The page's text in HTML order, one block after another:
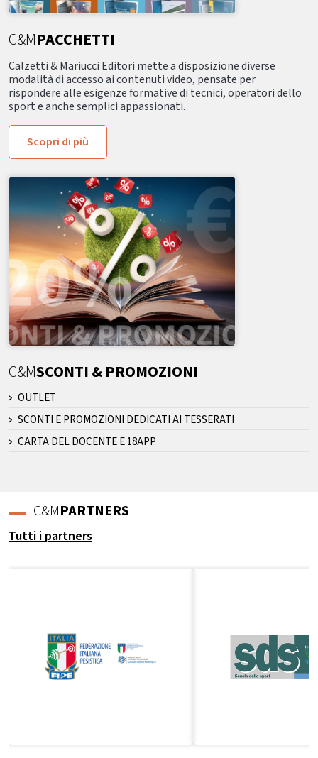
C&MPACCHETTI
Calzetti & Mariucci Editori mette a disposizione diverse
modalità di accesso ai contenuti video, pensate per
rispondere alle esigenze formative di tecnici, operatori dello
sport e anche semplici appassionati.
Scopri di più
C&MSCONTI & PROMOZIONI
OUTLET
SCONTI E PROMOZIONI DEDICATI AI TESSERATI
CARTA DEL DOCENTE E 18APP
C&MPARTNERS
Tutti i partners